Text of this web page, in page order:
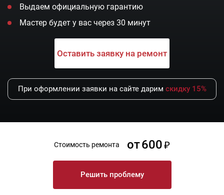
Выдаем официальную гарантию
Мастер будет у вас через 30 минут
Оставить заявку на ремонт
При оформлении заявки на сайте дарим скидку 15%
Стоимость ремонта от600
Решить проблему